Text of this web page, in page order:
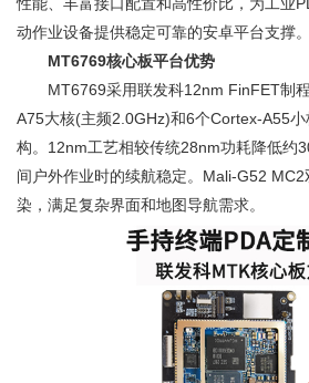
动作业设备提供稳定可靠的安卓平台支撑。
MT6769核心板平台优势
MT6769采用联发科12nm FinFET制程
A75大核(主频2.0GHz)和6个Cortex-A55
构。12nm工艺相较传统28nm功耗降低约
间户外作业时的续航稳定。Mali-G52
染，满足复杂界面和地图导航需求。